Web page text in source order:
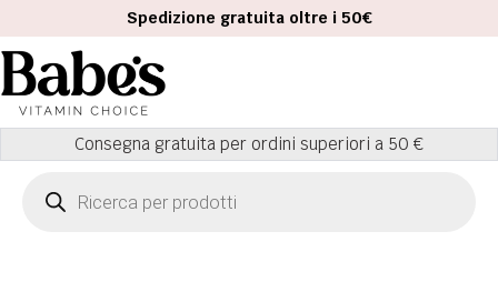
Spedizione gratuita oltre i 50€
ordini superiori a 50 € Garanzia di